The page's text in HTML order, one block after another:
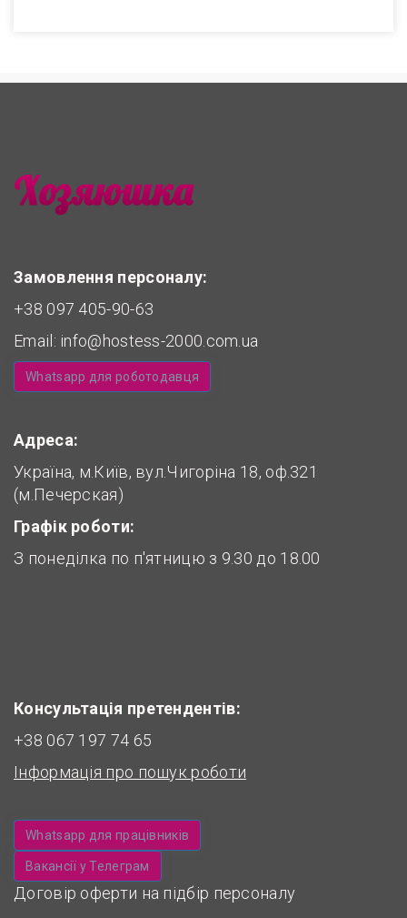
Замовлення персоналу:
+38 097 405-90-63
Email: info@hostess-2000.com.ua
Whatsapp для роботодавця
Адреса:
Україна, м.Київ, вул.Чигоріна 18, оф.321
(м.Печерская)
Графік роботи:
З понеділка по п'ятницю з 9.30 до 18.00
Консультація претендентів:
+38 067 197 74 65
Інформація про пошук роботи
Whatsapp для працівників
Вакансії у Телеграм
Договір оферти на підбір персоналу